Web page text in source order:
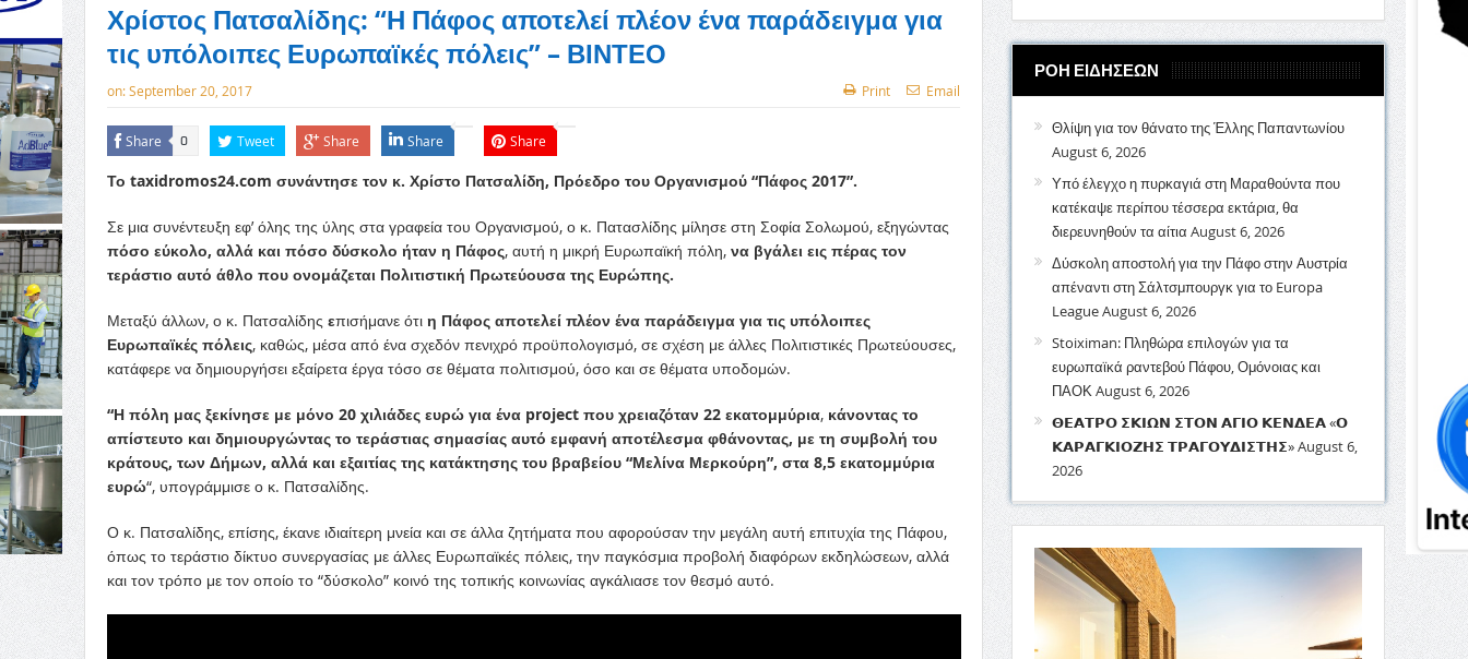
Χρίστος Πατσαλίδης: “Η Πάφος αποτελεί πλέον ένα παράδειγμα για
τις υπόλοιπες Ευρωπαϊκές πόλεις” – ΒΙΝΤΕΟ
on:September 20, 2017 Print Email
Share 0 Tweet Share Share Share
Το taxidromos24.com συνάντησε τον κ. Χρίστο Πατσαλίδη, Πρόεδρο του Οργανισμού “Πάφος 2017”.
Σε μια συνέντευξη εφ’ όλης της ύλης στα γραφεία του Οργανισμού, ο κ. Πατασλίδης μίλησε στη Σοφία Σολωμού, εξηγώντας
πόσο εύκολο, αλλά και πόσο δύσκολο ήταν η Πάφος, αυτή η μικρή Ευρωπαϊκή πόλη, να βγάλει εις πέρας τον
τεράστιο αυτό άθλο που ονομάζεται Πολιτιστική Πρωτεύουσα της Ευρώπης.
Μεταξύ άλλων, ο κ. Πατσαλίδης επισήμανε ότιη Πάφος αποτελεί πλέον ένα παράδειγμα για τις υπόλοιπες
Ευρωπαϊκές πόλεις, καθώς, μέσα από ένα σχεδόν πενιχρό προϋπολογισμό, σε σχέση με άλλες Πολιτιστικές Πρωτεύουσες,
κατάφερε να δημιουργήσει εξαίρετα έργα τόσο σε θέματα πολιτισμού, όσο και σε θέματα υποδομών.
“Η πόλη μας ξεκίνησε με μόνο 20 χιλιάδες ευρώ για ένα projectπου χρειαζόταν 22 εκατομμύρια, κάνοντας το
απίστευτο και δημιουργώντας το τεράστιας σημασίας αυτό εμφανή αποτέλεσμα φθάνοντας, με τη συμβολή του
κράτους, των Δήμων, αλλά και εξαιτίας της κατάκτησης του βραβείου “Μελίνα Μερκούρη”, στα 8,5 εκατομμύρια
ευρώ“, υπογράμμισε ο κ. Πατσαλίδης.
Ο κ. Πατσαλίδης, επίσης, έκανε ιδιαίτερη μνεία και σε άλλα ζητήματα που αφορούσαν την μεγάλη αυτή επιτυχία της Πάφου,
όπως το τεράστιο δίκτυο συνεργασίας με άλλες Ευρωπαϊκές πόλεις, την παγκόσμια προβολή διαφόρων εκδηλώσεων, αλλά
και τον τρόπο με τον οποίο το “δύσκολο” κοινό της τοπικής κοινωνίας αγκάλιασε τον θεσμό αυτό.
ΡΟΗ ΕΙΔΗΣΕΩΝ
Θλίψη για τον θάνατο της Έλλης Παπαντωνίου
August 6, 2026
Υπό έλεγχο η πυρκαγιά στη Μαραθούντα που
κατέκαψε περίπου τέσσερα εκτάρια, θα
διερευνηθούν τα αίτια August 6, 2026
Δύσκολη αποστολή για την Πάφο στην Αυστρία
απέναντι στη Σάλτσμπουργκ για το Europa
LeagueAugust 6, 2026
Stoiximan: Πληθώρα επιλογών για τα
ευρωπαϊκά ραντεβού Πάφου, Ομόνοιας και
ΠΑΟΚAugust 6, 2026
𝝝𝝚𝝖𝝩𝝦𝝤 𝝨𝝟𝝞𝝮𝝢 𝝨𝝩𝝤𝝢 𝝖𝝘𝝞𝝤 𝝟𝝚𝝢𝝙𝝚𝝖 «𝝤
𝝟𝝖𝝦𝝖𝝘𝝟𝝞𝝤𝝛𝝜𝝨 𝝩𝝦𝝖𝝘𝝤𝝪𝝙𝝞𝝨𝝩𝝜𝝨»August 6,
2026